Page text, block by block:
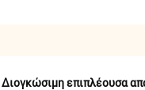
Διογκώσιμη επιπλέουσα